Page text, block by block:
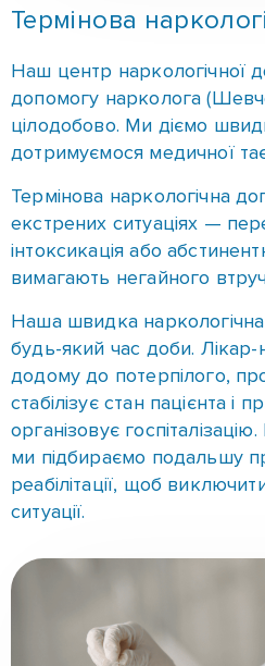
Термінова наркологічна
екстрених ситуаціях —
інтоксикація або
вимагають негайного
Наша швидка наркологічна
будь-який час доби. Лікар-
додому до потерпілого,
стабілізує стан пацієнта і
організовує госпіталізацію.
реабілітації, щоб
ситуації.